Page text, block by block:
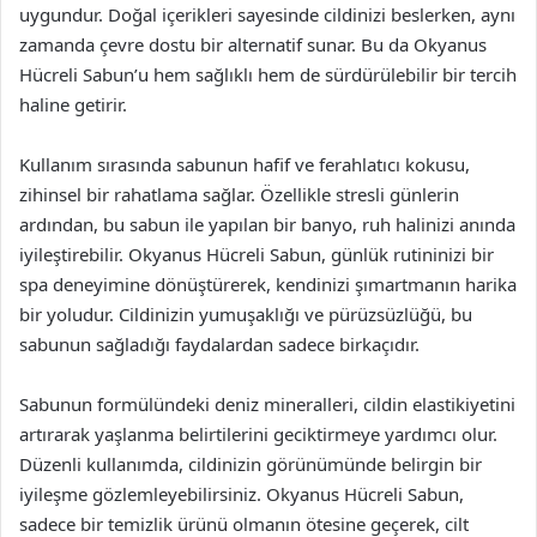
uygundur. Doğal içerikleri sayesinde cildinizi beslerken, aynı
zamanda çevre dostu bir alternatif sunar. Bu da Okyanus
Hücreli Sabun’u hem sağlıklı hem de sürdürülebilir bir tercih
haline getirir.
Kullanım sırasında sabunun hafif ve ferahlatıcı kokusu,
zihinsel bir rahatlama sağlar. Özellikle stresli günlerin
ardından, bu sabun ile yapılan bir banyo, ruh halinizi anında
iyileştirebilir. Okyanus Hücreli Sabun, günlük rutininizi bir
spa deneyimine dönüştürerek, kendinizi şımartmanın harika
bir yoludur. Cildinizin yumuşaklığı ve pürüzsüzlüğü, bu
sabunun sağladığı faydalardan sadece birkaçıdır.
Sabunun formülündeki deniz mineralleri, cildin elastikiyetini
artırarak yaşlanma belirtilerini geciktirmeye yardımcı olur.
Düzenli kullanımda, cildinizin görünümünde belirgin bir
iyileşme gözlemleyebilirsiniz. Okyanus Hücreli Sabun,
sadece bir temizlik ürünü olmanın ötesine geçerek, cilt